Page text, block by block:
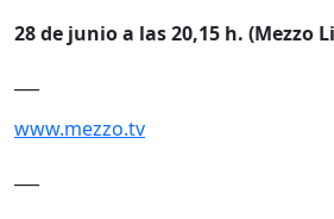
28 de junio a las 20,15 h. (Mezzo
www.mezzo.tv